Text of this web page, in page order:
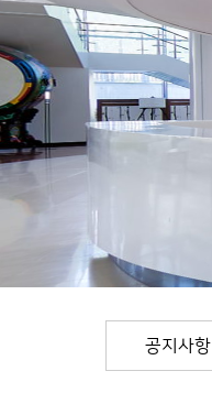
공지사항